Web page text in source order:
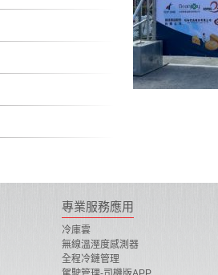
專業服務應用
冷庫雲
無線溫溼度感測器
全程冷鏈管理